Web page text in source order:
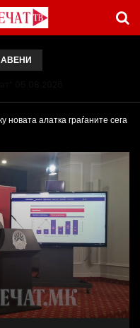
новата алатка граѓаните сега